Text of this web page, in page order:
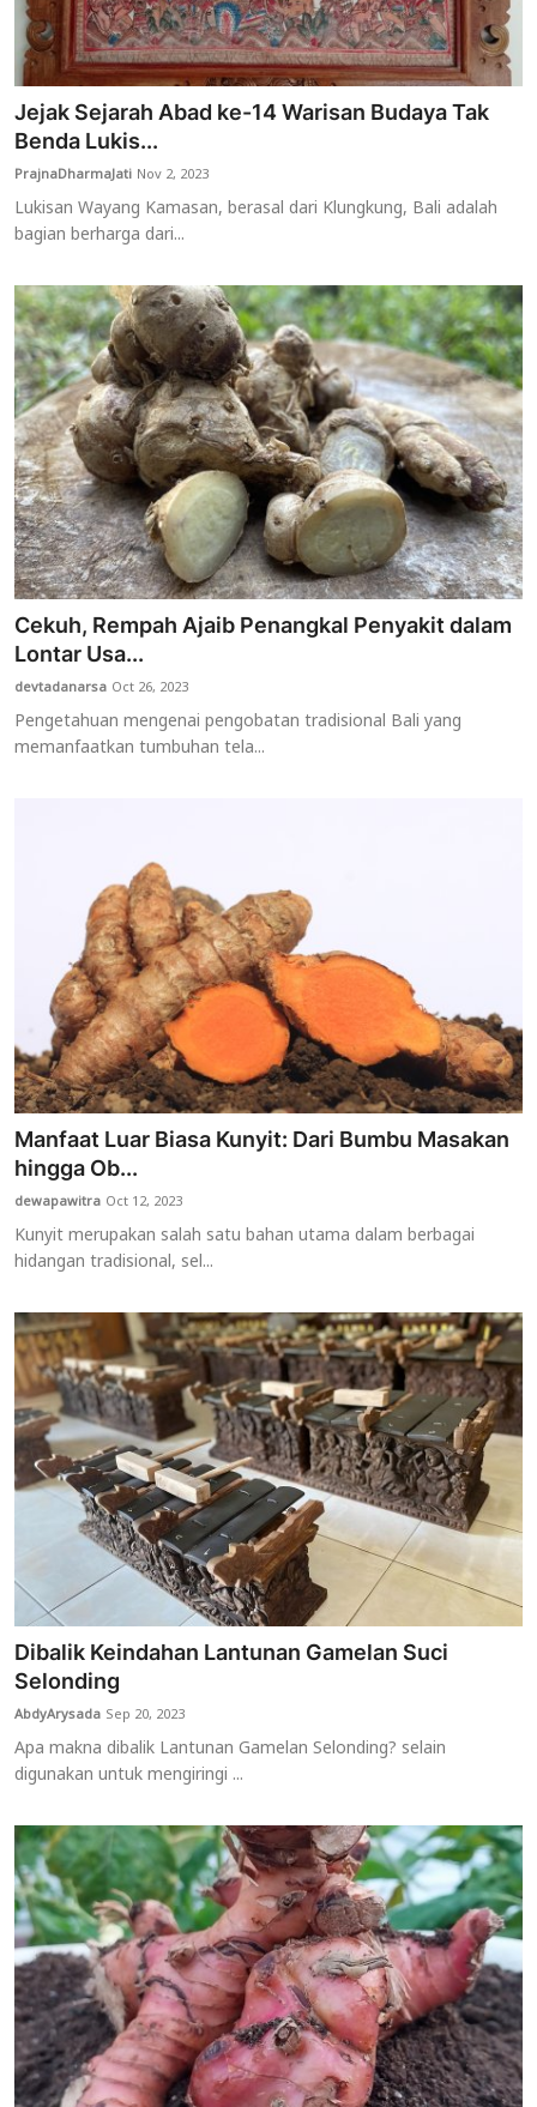
Jejak Sejarah Abad ke-14 Warisan Budaya Tak
Benda Lukis...
PrajnaDharmaJati Nov 2, 2023
Lukisan Wayang Kamasan, berasal dari Klungkung, Bali adalah
bagian berharga dari...
Cekuh, Rempah Ajaib Penangkal Penyakit dalam
Lontar Usa...
devtadanarsa Oct 26, 2023
Pengetahuan mengenai pengobatan tradisional Bali yang
memanfaatkan tumbuhan tela...
Manfaat Luar Biasa Kunyit: Dari Bumbu Masakan
hingga Ob...
dewapawitra Oct 12, 2023
Kunyit merupakan salah satu bahan utama dalam berbagai
hidangan tradisional, sel...
Dibalik Keindahan Lantunan Gamelan Suci
Selonding
AbdyArysada Sep 20, 2023
Apa makna dibalik Lantunan Gamelan Selonding? selain
digunakan untuk mengiringi ...